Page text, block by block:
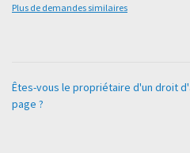
Plus de demandes similaires
Êtes-vous le propriétaire d'un droit
page ?